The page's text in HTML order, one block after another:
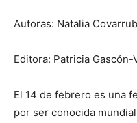
Autoras: Natalia
Editora: Patricia Gascón-
El 14 de febrero es una
por ser conocida